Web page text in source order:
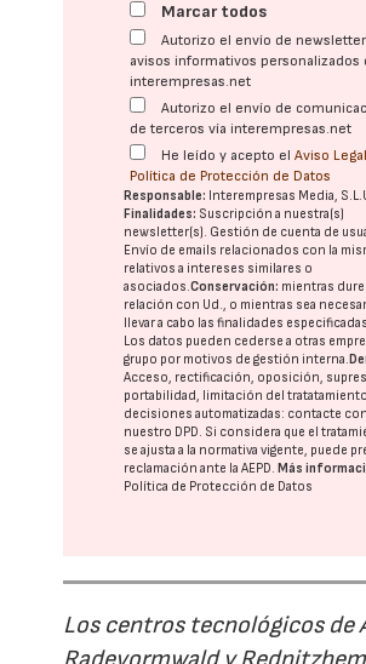
Marcar todos
Autorizo el envío de
avisos informativos personalizados
interempresas.net
Autorizo el envío de
de terceros vía interempresas.net
He leído y acepto elAviso Legal
Política de Protección de Datos
Responsable: Interempresas Media,
Finalidades: Suscripción a nuestra(s)
newsletter(s). Gestión de cuenta de
Envío de emails relacionados con la
relativos a intereses similares o
asociados.Conservación: mientras dure
relación con Ud., o mientras sea
llevar a cabo las finalidades
Los datos pueden cederse a otras
grupo por motivos de gestión interna.
Acceso, rectificación, oposición,
portabilidad, limitación del
decisiones automatizadas: contacte con
nuestro DPD. Si considera que el
se ajusta a la normativa vigente, puede
reclamación ante laAEPD. Más
Política de Protección de Datos
Los centros tecnológicos de